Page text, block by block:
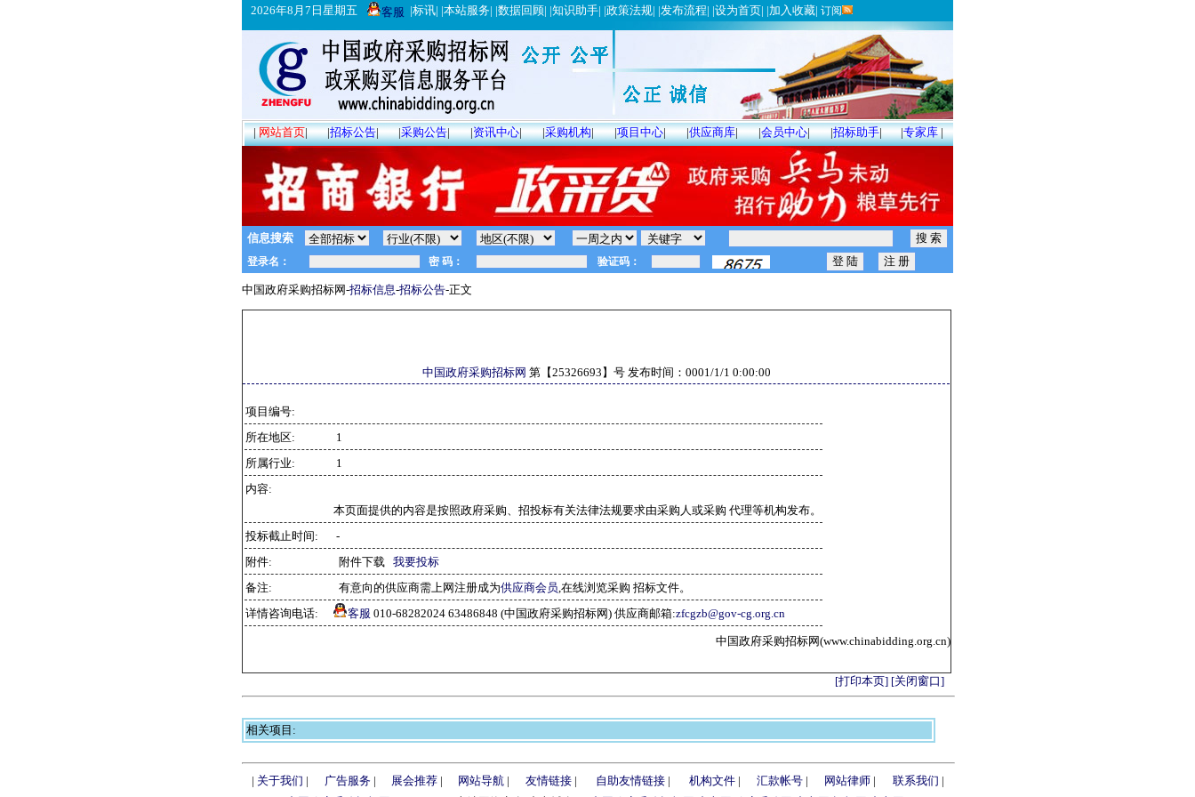
2026年8月7日星期五 客服 |标讯| |本站服务| |数据回顾| |知识助手| |政策法规| |发布流程| |设为首页| |加入收藏| 订阅
|网站首页| |招标公告| |采购公告| |资讯中心| |采购机构| |项目中心| |供应商库| |会员中心| |招标助手| |专家库|
信息搜索
中国政府采购招标网-招标信息-招标公告-正文
中国政府采购招标网 第【25326693 】号 发布时间： 0001/1/1 0:00:00
项目编号:
所在地区:
1
所属行业:
1
内容:
本页面提供的内容是按照政府采购、招投标有关法律法规要求由采购人或采购 代理等机构发布。
投标截止时间:
-
附件:
附件下载 我要投标
备注:
有意向的供应商需上网注册成为供应商会员,在线浏览采购 招标文件。
详情咨询电话:
客服 010-68282024 63486848 (中国政府采购招标网) 供应商邮箱:zfcgzb@gov-cg.org.cn
中国政府采购招标网(www.chinabidding.org.cn)
[打印本页] [关闭窗口]
相关项目:
| 关于我们 | 广告服务| 展会推荐| 网站导航 | 友情链接 | 自助友情链接 | 机构文件 | 汇款帐号 | 网站律师 | 联系我们 |